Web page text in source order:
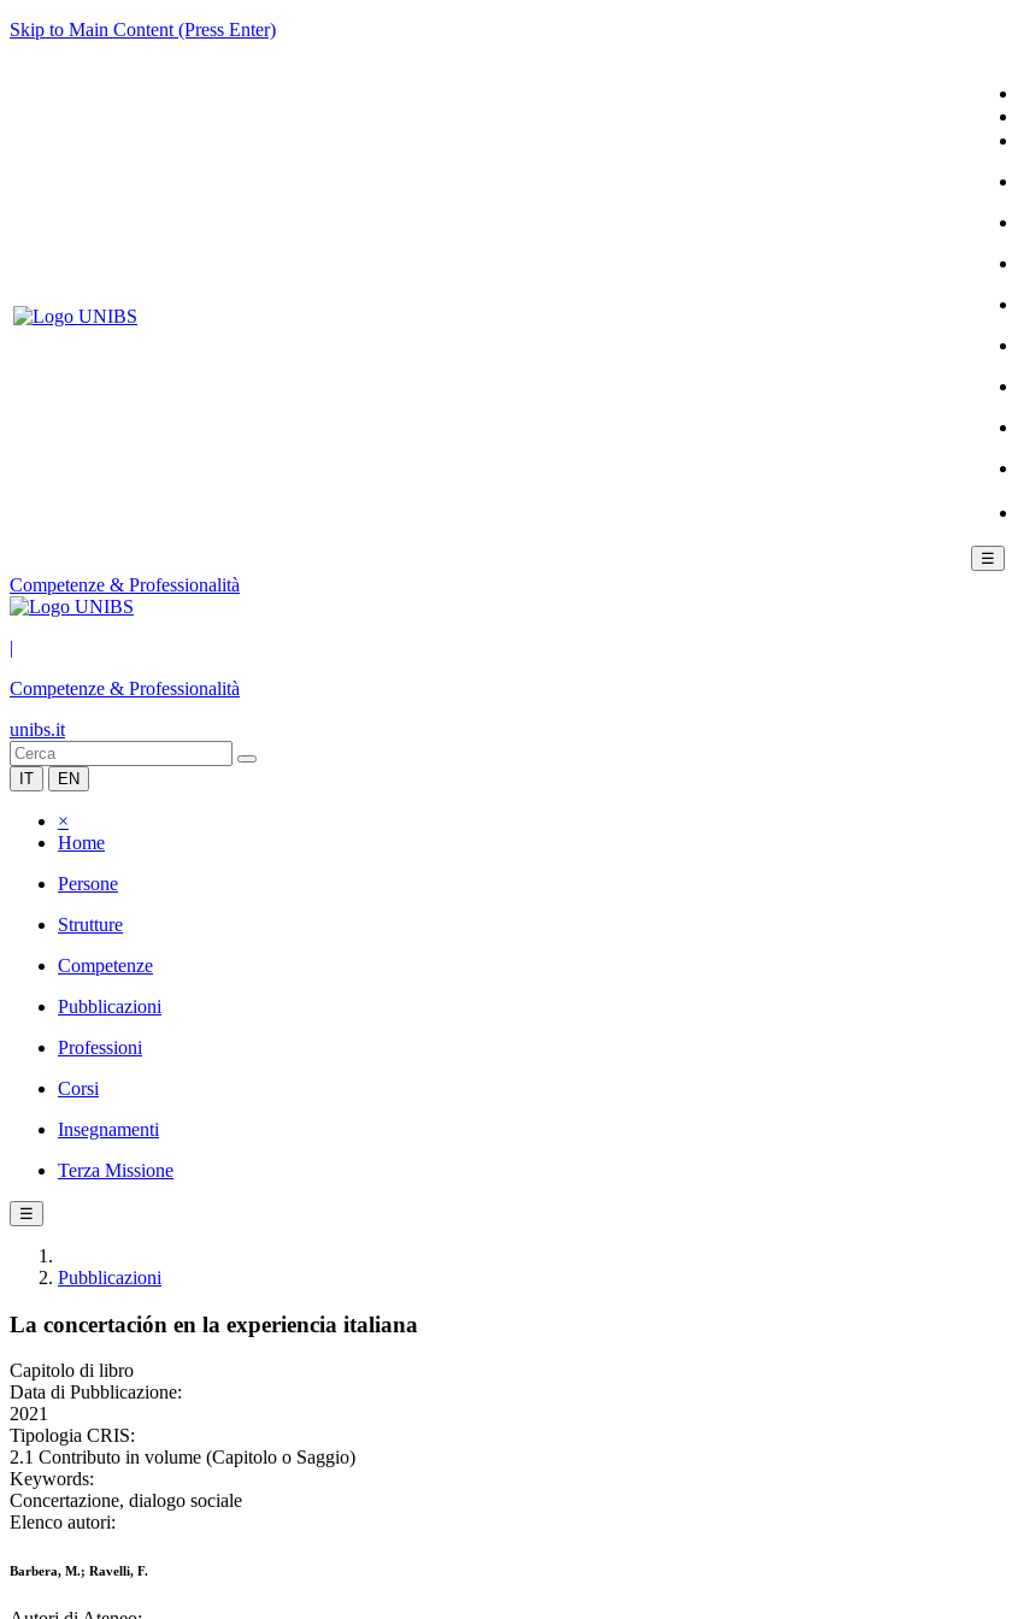
Skip to Main Content (Press Enter)
☰
Competenze & Professionalità
|
Competenze & Professionalità
unibs.it
IT EN
×
Home
Persone
Strutture
Competenze
Pubblicazioni
Professioni
Corsi
Insegnamenti
Terza Missione
☰
Pubblicazioni
La concertación en la experiencia italiana
Capitolo di libro
Data di Pubblicazione:
2021
Tipologia CRIS:
2.1 Contributo in volume (Capitolo o Saggio)
Keywords:
Concertazione, dialogo sociale
Elenco autori:
Barbera, M.; Ravelli, F.